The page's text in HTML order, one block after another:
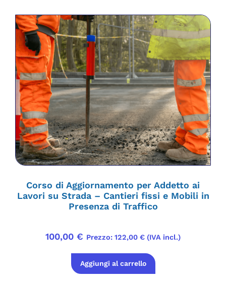
Corso di Aggiornamento per Addetto ai
Lavori su Strada – Cantieri fissi e Mobili in
Presenza di Traffico
100,00 € Prezzo: 122,00 € (IVA incl.)
Aggiungi al carrello